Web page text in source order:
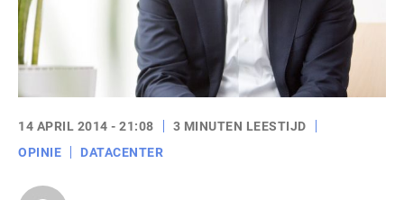
14 APRIL 2014 - 21:08
3 MINUTEN LEESTIJD
OPINIE
DATACENTER